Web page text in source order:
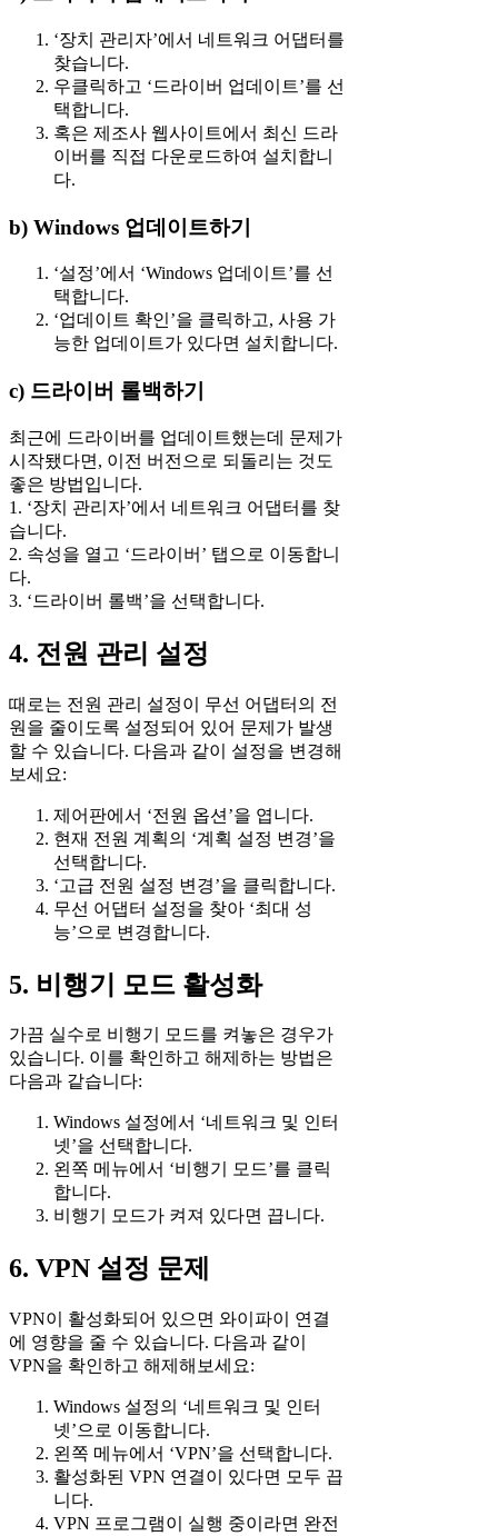
‘장치 관리자’에서 네트워크 어댑터를
찾습니다.
우클릭하고 ‘드라이버 업데이트’를 선
택합니다.
혹은 제조사 웹사이트에서 최신 드라
이버를 직접 다운로드하여 설치합니
다.
b) Windows 업데이트하기
‘설정’에서 ‘Windows 업데이트’를 선
택합니다.
‘업데이트 확인’을 클릭하고, 사용 가
능한 업데이트가 있다면 설치합니다.
c) 드라이버 롤백하기
최근에 드라이버를 업데이트했는데 문제가
시작됐다면, 이전 버전으로 되돌리는 것도
좋은 방법입니다.
1. ‘장치 관리자’에서 네트워크 어댑터를 찾
습니다.
2. 속성을 열고 ‘드라이버’ 탭으로 이동합니
다.
3. ‘드라이버 롤백’을 선택합니다.
4. 전원 관리 설정
때로는 전원 관리 설정이 무선 어댑터의 전
원을 줄이도록 설정되어 있어 문제가 발생
할 수 있습니다. 다음과 같이 설정을 변경해
보세요:
제어판에서 ‘전원 옵션’을 엽니다.
현재 전원 계획의 ‘계획 설정 변경’을
선택합니다.
‘고급 전원 설정 변경’을 클릭합니다.
무선 어댑터 설정을 찾아 ‘최대 성
능’으로 변경합니다.
5. 비행기 모드 활성화
가끔 실수로 비행기 모드를 켜놓은 경우가
있습니다. 이를 확인하고 해제하는 방법은
다음과 같습니다:
Windows 설정에서 ‘네트워크 및 인터
넷’을 선택합니다.
왼쪽 메뉴에서 ‘비행기 모드’를 클릭
합니다.
비행기 모드가 켜져 있다면 끕니다.
6. VPN 설정 문제
VPN이 활성화되어 있으면 와이파이 연결
에 영향을 줄 수 있습니다. 다음과 같이
VPN을 확인하고 해제해보세요:
Windows 설정의 ‘네트워크 및 인터
넷’으로 이동합니다.
왼쪽 메뉴에서 ‘VPN’을 선택합니다.
활성화된 VPN 연결이 있다면 모두 끕
니다.
VPN 프로그램이 실행 중이라면 완전